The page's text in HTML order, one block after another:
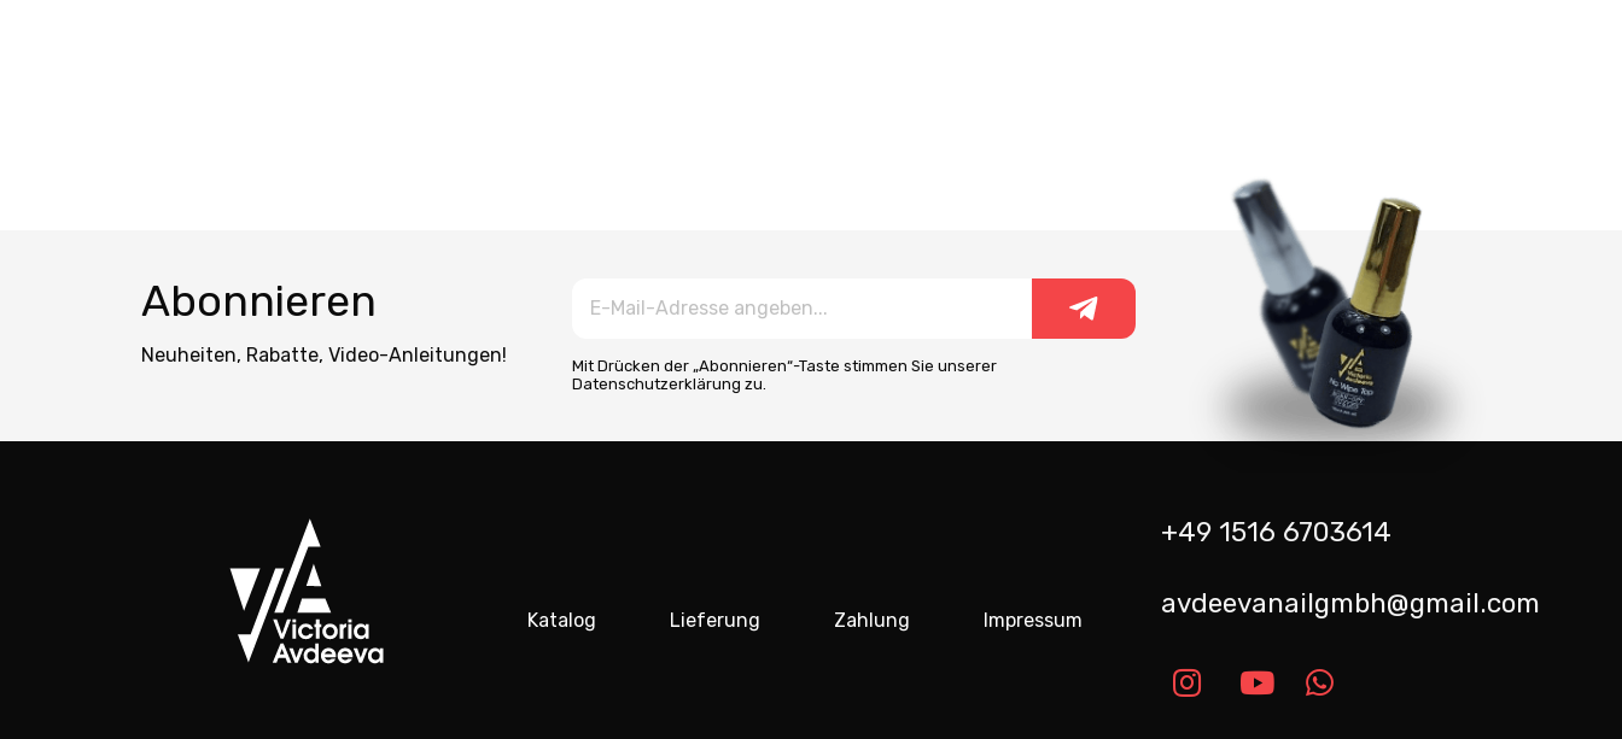
Abonnieren
Neuheiten, Rabatte, Video-Anleitungen!
Mit Drücken der „Abonnieren“-Taste stimmen Sie unserer
Datenschutzerklärung zu.
Katalog Lieferung Zahlung Impressum
+49 1516 6703614
avdeevanailgmbh@gmail.com